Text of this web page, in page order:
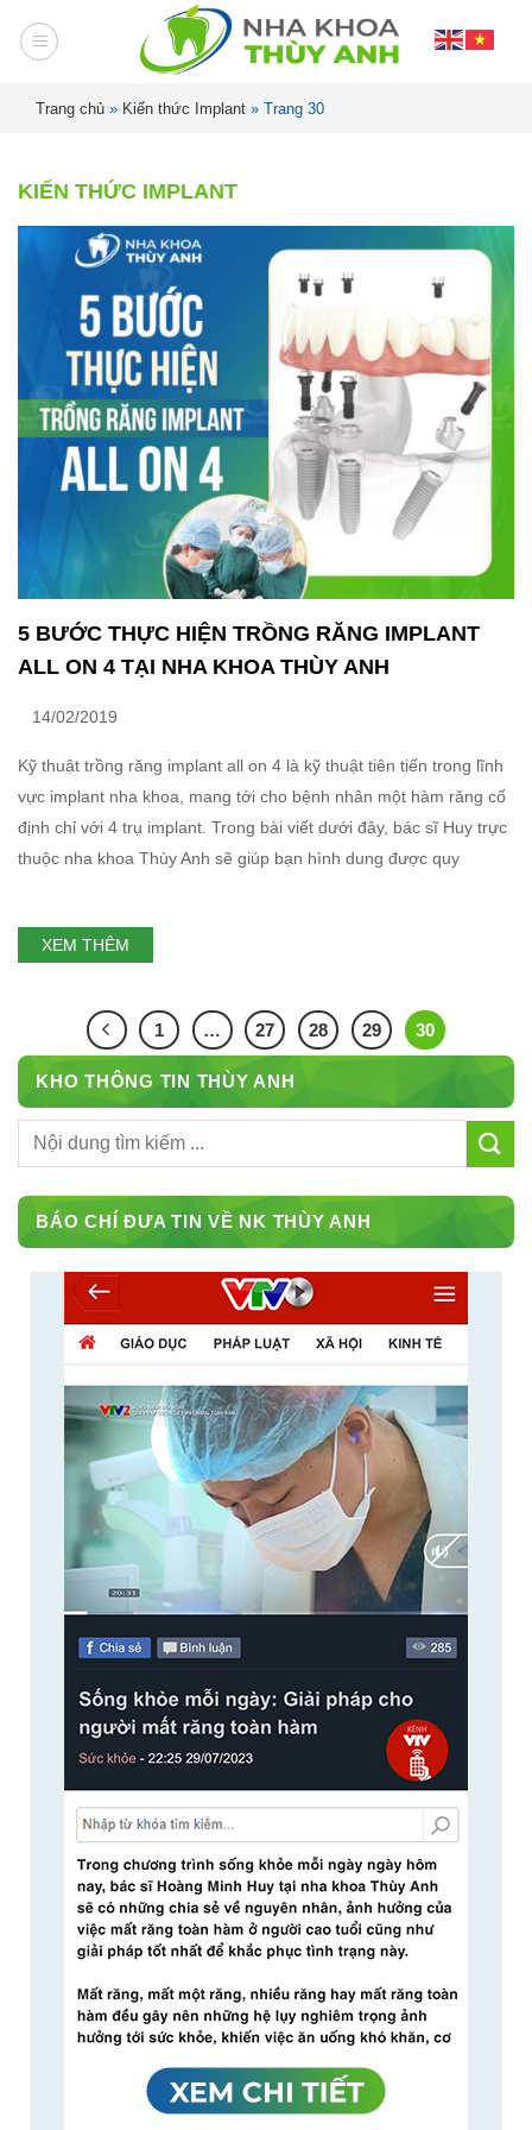
Trang chủ » Kiến thức Implant » Trang 30
KIẾN THỨC IMPLANT
5 BƯỚC THỰC HIỆN TRỒNG RĂNG IMPLANT
ALL ON 4 TẠI NHA KHOA THÙY ANH
14/02/2019
Kỹ thuật trồng răng implant all on 4 là kỹ thuật tiên tiến trong lĩnh
vực implant nha khoa, mang tới cho bệnh nhân một hàm răng cố
định chỉ với 4 trụ implant. Trong bài viết dưới đây, bác sĩ Huy trực
thuộc nha khoa Thùy Anh sẽ giúp bạn hình dung được quy
XEM THÊM
1 … 27 28 29 30
KHO THÔNG TIN THÙY ANH
BÁO CHÍ ĐƯA TIN VỀ NK THÙY ANH